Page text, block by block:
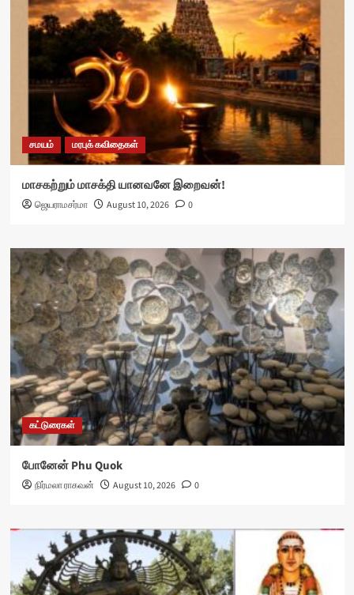
சமயம் மரபுக் கவிதைகள்
மாசகற்றும் மாசக்தி யானவனே இறைவன்!
ஜெயராமசர்மா August 10, 2026 0
கட்டுரைகள்
போனேன் Phu Quok
நிர்மலா ராகவன் August 10, 2026 0